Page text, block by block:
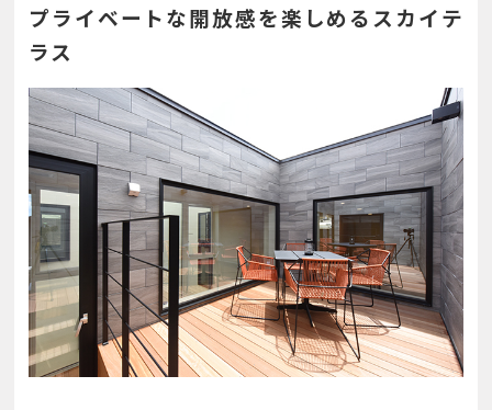
プライベートな開放感を楽しめるスカイテ
ラス